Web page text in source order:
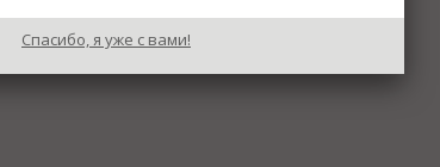
Спасибо, я уже с вами!